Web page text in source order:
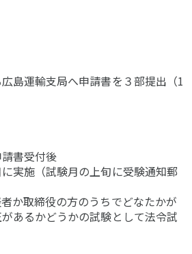
島運輸支局へ申請書を３部提出（1
書受付後
実施（試験月の上旬に受験通知郵
か取締役の方のうちでどなたかが
あるかどうかの試験として法令試